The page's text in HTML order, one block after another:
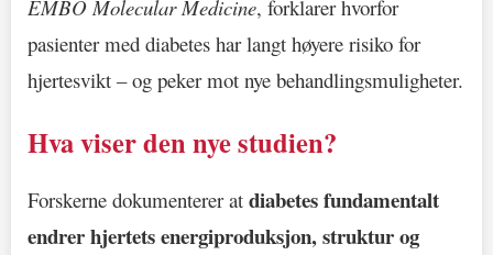
EMBO Molecular Medicine, forklarer hvorfor
pasienter med diabetes har langt høyere risiko for
hjertesvikt – og peker mot nye behandlingsmuligheter.
Hva viser den nye studien?
Forskerne dokumenterer at diabetes fundamentalt
endrer hjertets energiproduksjon, struktur og